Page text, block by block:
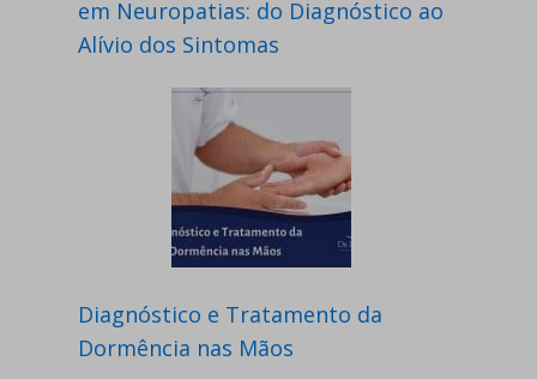
em Neuropatias: do Diagnóstico ao
Alívio dos Sintomas
Diagnóstico e Tratamento da
Dormência nas Mãos